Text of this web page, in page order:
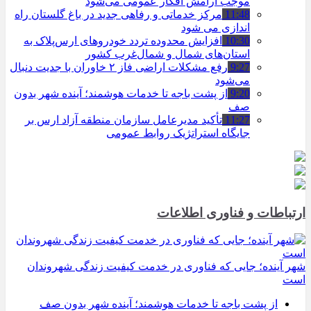
11:48 مرکز خدماتی و رفاهی جدید در باغ گلستان راه
اندازی می شود
10:30 افزایش محدوده تردد خودروهای ارس‌پلاک به
استان‌های شمال و شمال‌غرب کشور
9:27
رفع مشکلات اراضی فاز ۲ خاوران با جدیت دنبال
می‌شود
9:20 از پشت باجه تا خدمات هوشمند؛ آینده شهر بدون
صف
11:27 تأکید مدیرعامل سازمان منطقه آزاد ارس بر
جایگاه استراتژیک روابط عمومی
ارتباطات و فناوری اطلاعات
شهر آینده؛ جایی که فناوری در خدمت کیفیت زندگی شهروندان
است
از پشت باجه تا خدمات هوشمند؛ آینده شهر بدون صف